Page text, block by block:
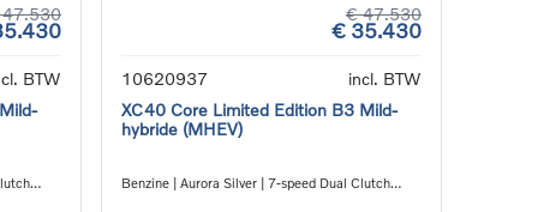
BTW
€ 47.530
€ 35.430
10620937
incl. BTW
XC40 Core Limited Edition B3 Mild-
hybride (MHEV)
Benzine | Aurora Silver | 7-speed Dual Clutch